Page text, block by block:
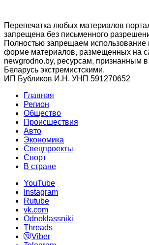
Перепечатка любых материалов
запрещена без письменного
Полностью запрещаем использование
форме материалов, размещенных на
newgrodno.by, ресурсам, признанным
Беларусь экстремистскими.
ИП Бубликов И.Н. УНП 591270652
Главная
Регион
Общество
Происшествия
Авто
Экономика
Спецпроекты
Cпорт
В стране
YouTube
Instagram
Rutube
vk.com
Odnoklassniki
Threads
Viber